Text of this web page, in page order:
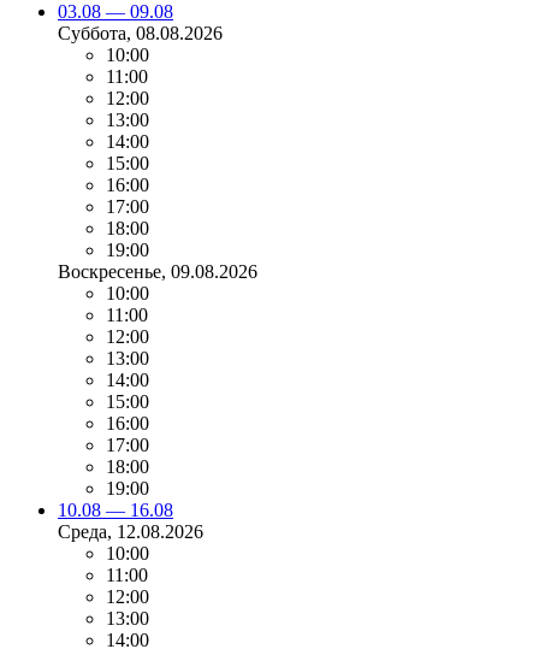
03.08 — 09.08
Суббота, 08.08.2026
10:00
11:00
12:00
13:00
14:00
15:00
16:00
17:00
18:00
19:00
Воскресенье, 09.08.2026
10:00
11:00
12:00
13:00
14:00
15:00
16:00
17:00
18:00
19:00
10.08 — 16.08
Среда, 12.08.2026
10:00
11:00
12:00
13:00
14:00